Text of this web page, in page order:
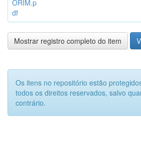
ORIM.p
df
Mostrar registro completo do item
Os itens no repositório estão
todos os direitos reservados, salvo
contrário.